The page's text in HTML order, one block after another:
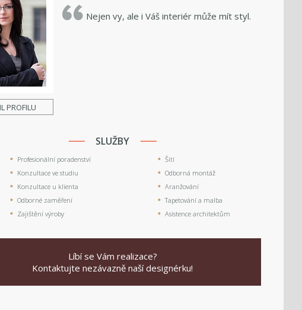
PROFILU
Nejen vy, ale i Váš interiér může mít styl.
SLUŽBY
Profesionální poradenství
Konzultace ve studiu
Konzultace u klienta
Odborné zaměření
Zajištění výroby
Šití
Odborná montáž
Aranžování
Tapetování a malba
Asistence architektům
Líbí se Vám realizace?
Kontaktujte nezávazně naší designérku!